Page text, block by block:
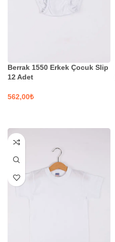
Berrak 1550 Erkek Çocuk Slip
12 Adet
₺